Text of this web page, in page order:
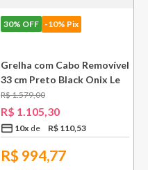
30% OFF -10% Pix
Grelha com Cabo Removível
33 cm Preto Black Onix Le
Creuset
R$1.579,00
R$ 1.105,30
10x R$ 110,53
R$ 994,77